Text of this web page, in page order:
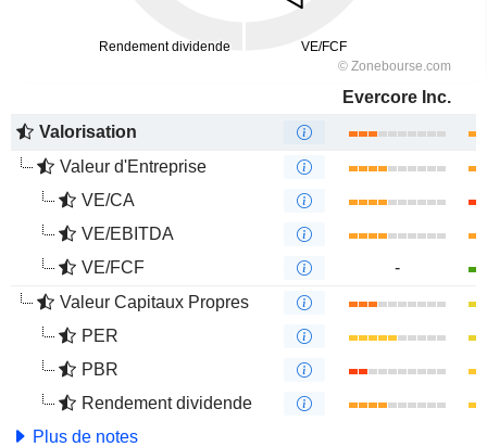
Evercore Inc.
Valorisation
Valeur d'Entreprise
VE/CA
VE/EBITDA
VE/FCF
-
Valeur Capitaux Propres
PER
PBR
Rendement dividende
Plus de notes